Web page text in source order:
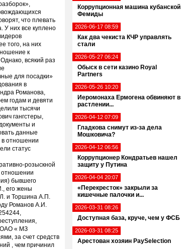
Коррупционная машина кубанской
Фемиды
2026-06-17 08:59
Как два чекиста КЧР управлять
стали
2026-05-27 06:24
Обыск в сети казино Royal
Partners
2026-05-26 10:20
Иеромонаха Ермогена обвиняют в
растлении...
2026-04-12 07:09
Гладкова снимут из-за дела
Мошковича?
2026-04-12 06:56
Коррупционер Кондратьев нашел
защиту у Путина
2026-04-04 20:07
«Перекресток» закрыли за
кишечные палочки и...
2026-03-31 08:26
Доступная база, круче, чем у ФСБ
2026-03-31 08:25
Арестован хозяин PaySelection
что плевать
У них все куплено
того, на них
к
всякий раз
для посадки»
в
Романова,
годам и девяти
тысячи
гангстеры,
и
данные
отношении
статус
розыскной
отношении
бывшего
его жены
и Торшина А.П.
Романов А.И.
ОАО « МЗ
за счет средств
, чем причинил